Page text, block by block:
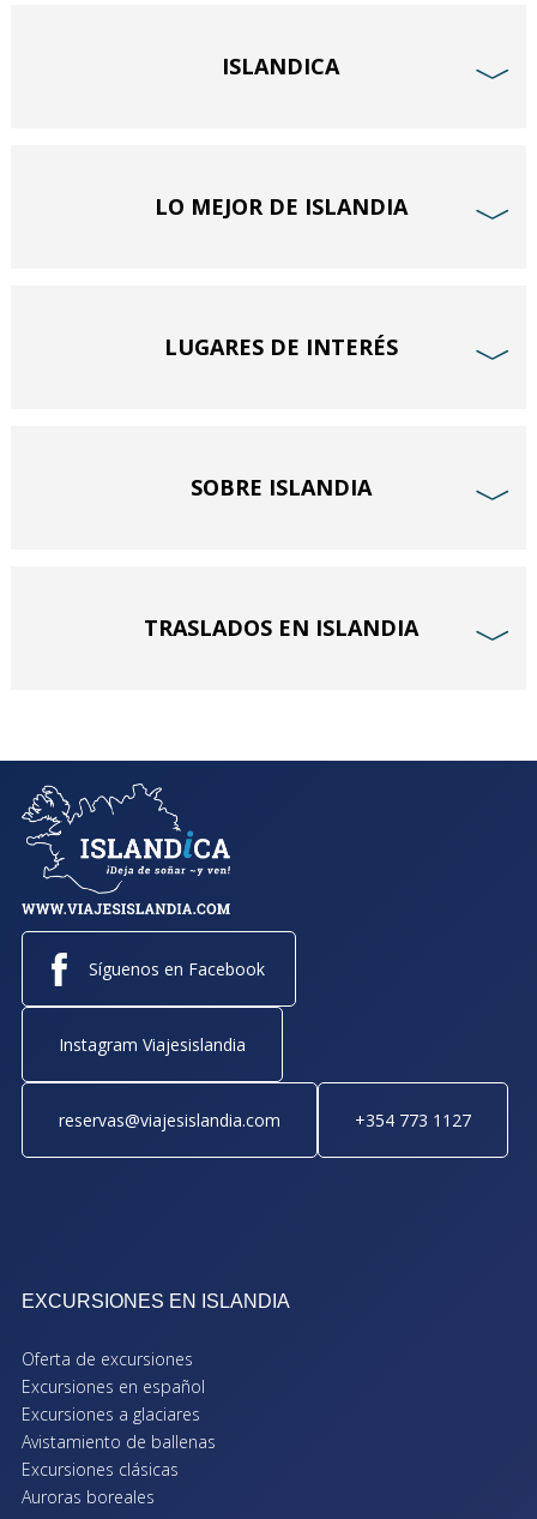
ISLANDICA ﹀
LO MEJOR DE ISLANDIA ﹀
LUGARES DE INTERÉS ﹀
SOBRE ISLANDIA ﹀
TRASLADOS EN ISLANDIA ﹀
Síguenos en Facebook
Instagram Viajesislandia
reservas@viajesislandia.com +354 773 1127
EXCURSIONES EN ISLANDIA
Oferta de excursiones
Excursiones en español
Excursiones a glaciares
Avistamiento de ballenas
Excursiones clásicas
Auroras boreales